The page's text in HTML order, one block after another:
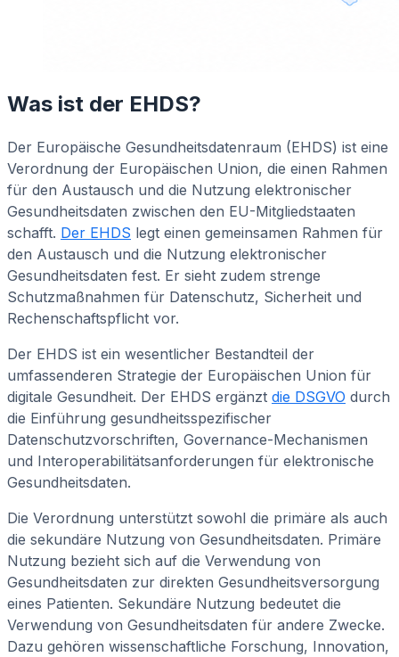
Was ist der EHDS?
Der Europäische Gesundheitsdatenraum (EHDS) ist eine
Verordnung der Europäischen Union, die einen Rahmen
für den Austausch und die Nutzung elektronischer
Gesundheitsdaten zwischen den EU-Mitgliedstaaten
schafft. Der EHDS legt einen gemeinsamen Rahmen für
den Austausch und die Nutzung elektronischer
Gesundheitsdaten fest. Er sieht zudem strenge
Schutzmaßnahmen für Datenschutz, Sicherheit und
Rechenschaftspflicht vor.
Der EHDS ist ein wesentlicher Bestandteil der
umfassenderen Strategie der Europäischen Union für
digitale Gesundheit. Der EHDS ergänzt die DSGVO durch
die Einführung gesundheitsspezifischer
Datenschutzvorschriften, Governance-Mechanismen
und Interoperabilitätsanforderungen für elektronische
Gesundheitsdaten.
Die Verordnung unterstützt sowohl die primäre als auch
die sekundäre Nutzung von Gesundheitsdaten. Primäre
Nutzung bezieht sich auf die Verwendung von
Gesundheitsdaten zur direkten Gesundheitsversorgung
eines Patienten. Sekundäre Nutzung bedeutet die
Verwendung von Gesundheitsdaten für andere Zwecke.
Dazu gehören wissenschaftliche Forschung, Innovation,